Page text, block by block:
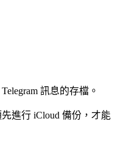
訊息的存檔。
進行 iCloud 備份，才能